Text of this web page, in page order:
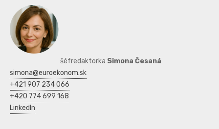
šéfredaktorka Simona Česaná
simona@euroekonom.sk
+421 907 234 066
+420 774 699 168
LinkedIn